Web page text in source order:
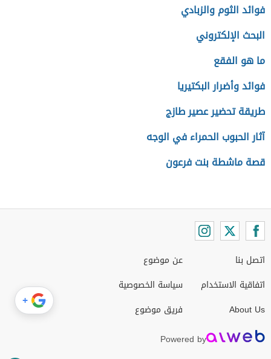
فوائد الثوم والزبادي
البحث الإلكتروني
ما هو الفقع
فوائد وأضرار البكتيريا
طريقة تحضير عصير طازج
آثار الحبوب الحمراء في الوجه
قصة ماشطة بنت فرعون
اتصل بنا
اتفاقية الاستخدام
About Us
عن موضوع
سياسة الخصوصية
فريق موضوع
Powered by
+